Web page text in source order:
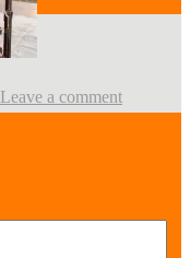
Leave a comment